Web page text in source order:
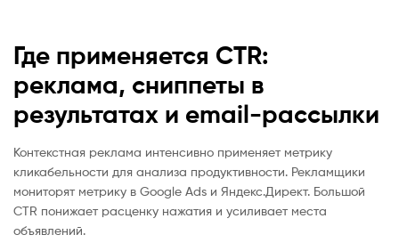
Где применяется CTR:
реклама, сниппеты в
результатах и email-рассылки
Контекстная реклама интенсивно применяет метрику
кликабельности для анализа продуктивности. Рекламщики
мониторят метрику в Google Ads и Яндекс.Директ. Большой
CTR понижает расценку нажатия и усиливает места
объявлений.